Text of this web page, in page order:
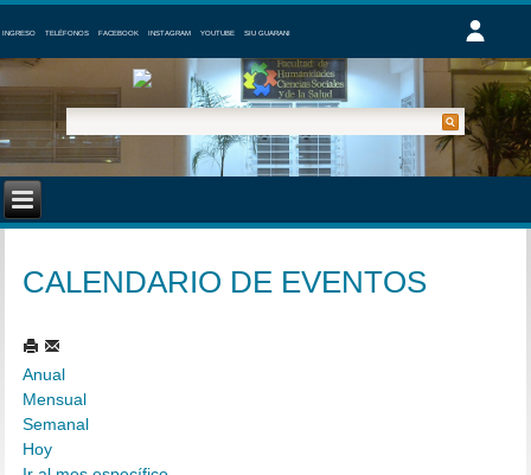
INGRESO TELÉFONOS FACEBOOK INSTAGRAM YOUTUBE SIU GUARANI
CALENDARIO DE EVENTOS
Anual
Mensual
Semanal
Hoy